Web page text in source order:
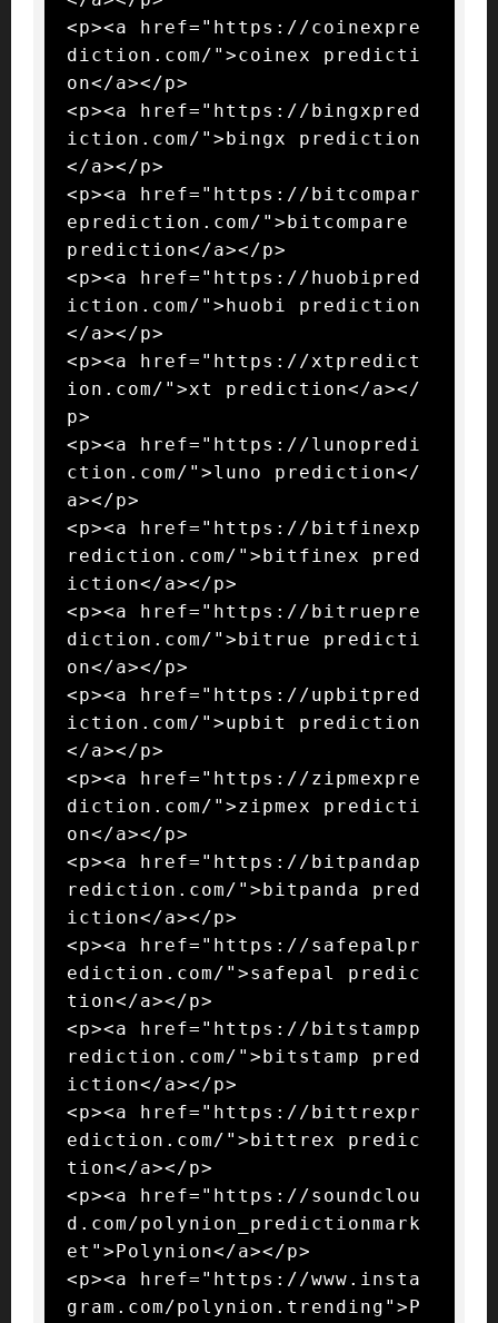
<p><a href="https://coinexpre
diction.com/">coinex predicti
on</a></p>
<p><a href="https://bingxpred
iction.com/">bingx prediction
</a></p>
<p><a href="https://bitcompar
eprediction.com/">bitcompare
prediction</a></p>
<p><a href="https://huobipred
iction.com/">huobi prediction
</a></p>
<p><a href="https://xtpredict
ion.com/">xt prediction</a></
p>
<p><a href="https://lunopredi
ction.com/">luno prediction</
a></p>
<p><a href="https://bitfinexp
rediction.com/">bitfinex pred
iction</a></p>
<p><a href="https://bitruepre
diction.com/">bitrue predicti
on</a></p>
<p><a href="https://upbitpred
iction.com/">upbit prediction
</a></p>
<p><a href="https://zipmexpre
diction.com/">zipmex predicti
on</a></p>
<p><a href="https://bitpandap
rediction.com/">bitpanda pred
iction</a></p>
<p><a href="https://safepalpr
ediction.com/">safepal predic
tion</a></p>
<p><a href="https://bitstampp
rediction.com/">bitstamp pred
iction</a></p>
<p><a href="https://bittrexpr
ediction.com/">bittrex predic
tion</a></p>
<p><a href="https://soundclou
d.com/polynion_predictionmark
et">Polynion</a></p>
<p><a href="https://www.insta
gram.com/polynion.trending">P